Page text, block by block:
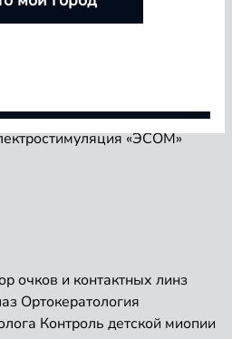
Ортокератология
Контроль детской миопии
АТОС»Макулотестер
«ЭСОМ»
очков и контактных линз
Ортокератология
Контроль детской миопии
линзы Airway и увеличивайте
— от 5% до 15%